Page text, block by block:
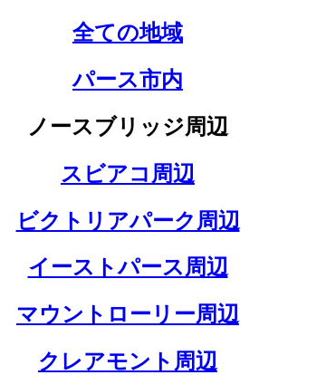
全ての地域
パース市内
ノースブリッジ周辺
スビアコ周辺
ビクトリアパーク周辺
イーストパース周辺
マウントローリー周辺
クレアモント周辺